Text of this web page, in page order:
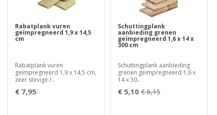
Rabatplank vuren
geïmpregneerd 1,9 x 14,5
cm
Rabatplank vuren
geïmpregneerd 1,9 x 14,5 cm,
zeer stevige r..
€ 7,95
Schuttingplank
aanbieding grenen
geïmpregneerd 1,6 x 14 x
300 cm
Schuttingplank aanbieding
grenen geïmpregneerd 1,6 x
14 x 30..
€ 5,10 € 6,15